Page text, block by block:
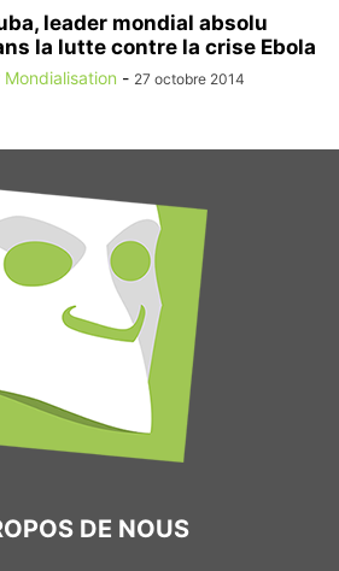
leader mondial absolu
la lutte contre la crise Ebola
Mondialisation - 27 octobre 2014
DE NOUS